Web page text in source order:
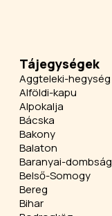
Tájegységek
Aggteleki-hegység
Alföldi-kapu
Alpokalja
Bácska
Bakony
Balaton
Baranyai-dombság
Belső-Somogy
Bereg
Bihar